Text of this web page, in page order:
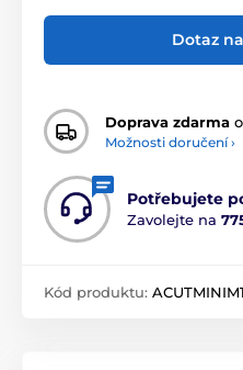
Dotaz
Doprava zdarma
Možnosti doručení ›
Potřebujete
Zavolejte na
Kód produktu: